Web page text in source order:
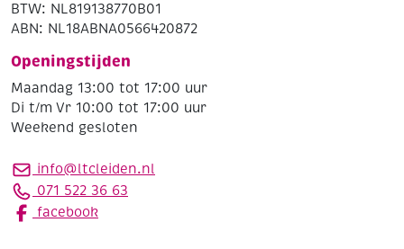
BTW: NL819138770B01
ABN: NL18ABNA0566420872
Openingstijden
Maandag 13:00 tot 17:00 uur
Di t/m Vr 10:00 tot 17:00 uur
Weekend gesloten
info@ltcleiden.nl
071 522 36 63
facebook